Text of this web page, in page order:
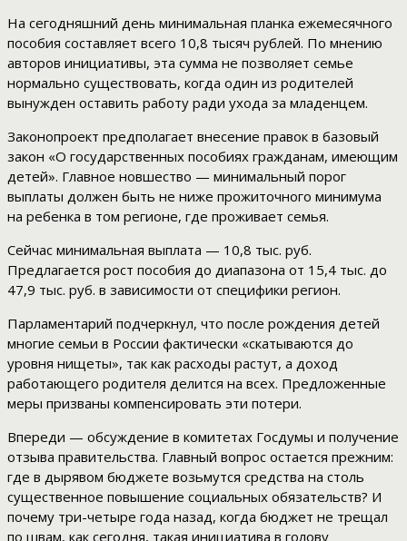
На сегодняшний день минимальная планка ежемесячного
пособия составляет всего 10,8 тысяч рублей. По мнению
авторов инициативы, эта сумма не позволяет семье
нормально существовать, когда один из родителей
вынужден оставить работу ради ухода за младенцем.
Законопроект предполагает внесение правок в базовый
закон «О государственных пособиях гражданам, имеющим
детей». Главное новшество — минимальный порог
выплаты должен быть не ниже прожиточного минимума
на ребенка в том регионе, где проживает семья.
Сейчас минимальная выплата — 10,8 тыс. руб.
Предлагается рост пособия до диапазона от 15,4 тыс. до
47,9 тыс. руб. в зависимости от специфики регион.
Парламентарий подчеркнул, что после рождения детей
многие семьи в России фактически «скатываются до
уровня нищеты», так как расходы растут, а доход
работающего родителя делится на всех. Предложенные
меры призваны компенсировать эти потери.
Впереди — обсуждение в комитетах Госдумы и получение
отзыва правительства. Главный вопрос остается прежним:
где в дырявом бюджете возьмутся средства на столь
существенное повышение социальных обязательств? И
почему три-четыре года назад, когда бюджет не трещал
по швам, как сегодня, такая инициатива в голову